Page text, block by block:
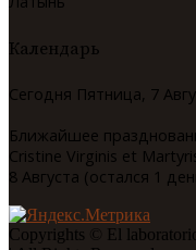
Календарь
Сегодня Пятница, 7
Ближайшее
Cristine Virginis et
8 Августа (остался 1
Copyrights © El